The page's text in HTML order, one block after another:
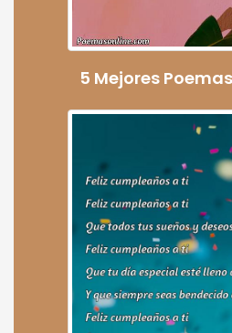
5 Mejores